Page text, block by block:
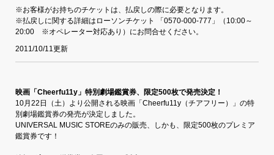
※お客様がお持ちのチケットは、払戻しの際に必要となります。
※払戻しに関する詳細はローソンチケット 「0570-000-777」（10:00～
20:00 ※オペレーター対応あり）にお問合せください。
2011/10/11更新
映画「Cheerfu11y」特別劇場鑑賞券、限定500枚で発売決定！
10月22日（土）より公開される映画「Cheerfu11y（チアフリー）」の特
別劇場鑑賞券の発売が決定しました。
UNIVERSAL MUSIC STOREのみの販売、しかも、限定500枚のプレミア
鑑賞券です！